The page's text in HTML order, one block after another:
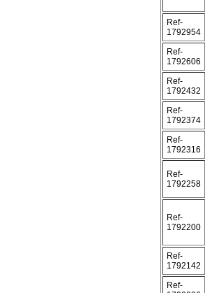
Ref-
1792954
Ref-
1792606
Ref-
1792432
Ref-
1792374
Ref-
1792316
Ref-
1792258
Ref-
1792200
Ref-
1792142
Ref-